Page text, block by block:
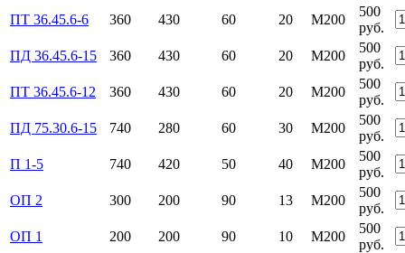
ПТ 36.45.6-6
360 430 60 20 М200
500
руб.
ПД 36.45.6-15
360 430 60 20 М200
500
руб.
ПТ 36.45.6-12
360 430 60 20 М200
500
руб.
ПД 75.30.6-15
740 280 60 30 М200
500
руб.
П 1-5
740 420 50 40 М200
500
руб.
ОП 2
300 200 90 13 М200
500
руб.
ОП 1
200 200 90 10 М200
500
руб.